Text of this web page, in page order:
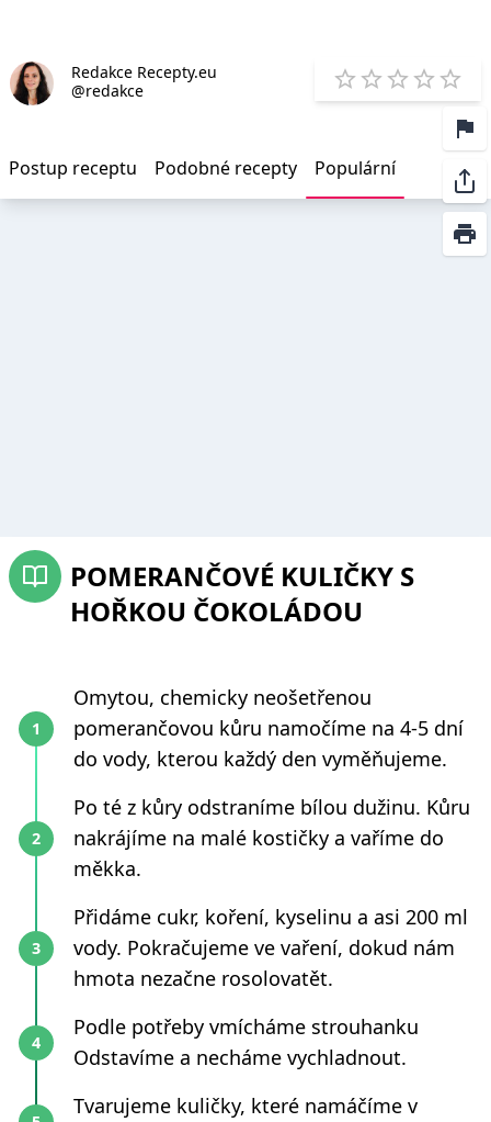
Redakce Recepty.eu
@redakce
1 Star
2 Stars
3 Stars
4 5
Postup receptu Podobné recepty Populární
POMERANČOVÉ KULIČKY S
HOŘKOU ČOKOLÁDOU
Omytou, chemicky neošetřenou
pomerančovou kůru namočíme na 4-5 dní
do vody, kterou každý den vyměňujeme.
Po té z kůry odstraníme bílou dužinu. Kůru
nakrájíme na malé kostičky a vaříme do
měkka.
Přidáme cukr, koření, kyselinu a asi 200 ml
vody. Pokračujeme ve vaření, dokud nám
hmota nezačne rosolovatět.
Podle potřeby vmícháme strouhanku
Odstavíme a necháme vychladnout.
Tvarujeme kuličky, které namáčíme v